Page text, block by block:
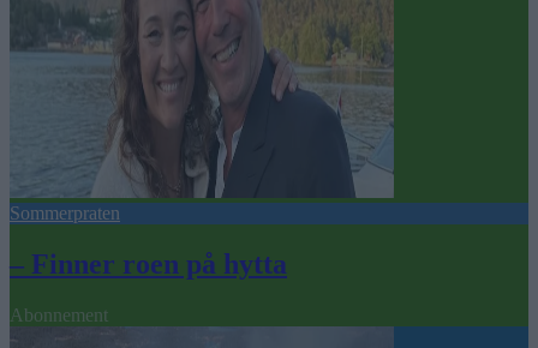
Sommerpraten
– Finner roen på hytta
Abonnement